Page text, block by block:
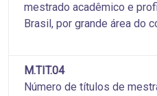
mestrado acadêmico e
Brasil, por grande área do
M.TIT.04
Número de títulos de